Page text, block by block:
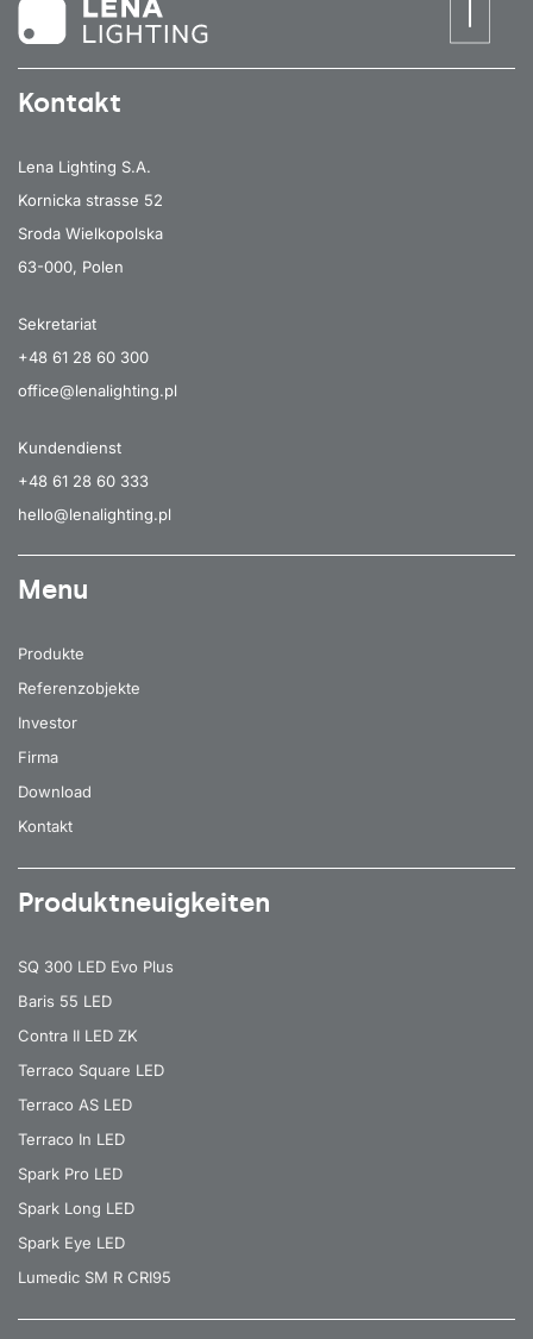
Kontakt
Lena Lighting S.A.
Kornicka strasse 52
Sroda Wielkopolska
63-000, Polen
Sekretariat
+48 61 28 60 300
office@lenalighting.pl
Kundendienst
+48 61 28 60 333
hello@lenalighting.pl
Menu
Produkte
Referenzobjekte
Investor
Firma
Download
Kontakt
Produktneuigkeiten
SQ 300 LED Evo Plus
Baris 55 LED
Contra II LED ZK
Terraco Square LED
Terraco AS LED
Terraco In LED
Spark Pro LED
Spark Long LED
Spark Eye LED
Lumedic SM R CRI95